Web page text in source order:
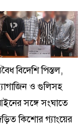
বিদেশি পিস্তল,
ও গুলিসহ
সঙ্গে সংঘাতে
কিশোর গ্যাংয়ের